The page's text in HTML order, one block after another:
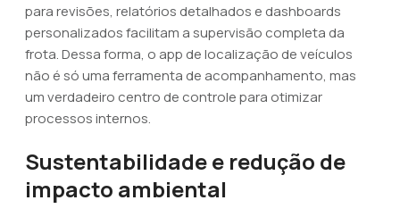
para revisões, relatórios detalhados e dashboards
personalizados facilitam a supervisão completa da
frota. Dessa forma, o app de localização de veículos
não é só uma ferramenta de acompanhamento, mas
um verdadeiro centro de controle para otimizar
processos internos.
Sustentabilidade e redução de
impacto ambiental